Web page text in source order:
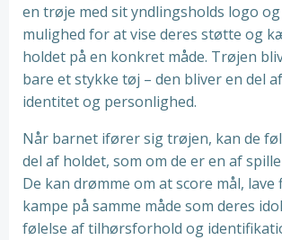
en trøje med sit yndlingsholds logo
mulighed for at vise deres støtte og
holdet på en konkret måde. Trøjen
bare et stykke tøj – den bliver en del
identitet og personlighed.
Når barnet ifører sig trøjen, kan de
del af holdet, som om de er en af
De kan drømme om at score mål,
kampe på samme måde som deres
følelse af tilhørsforhold og